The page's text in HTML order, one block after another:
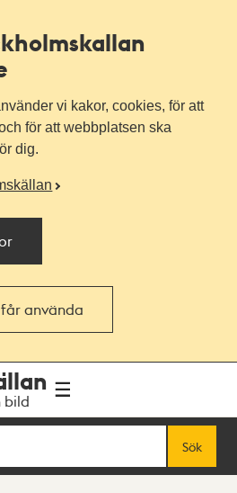
vi kakor, cookies, för att
för att webbplatsen ska
dig.
använda
bild
Sök